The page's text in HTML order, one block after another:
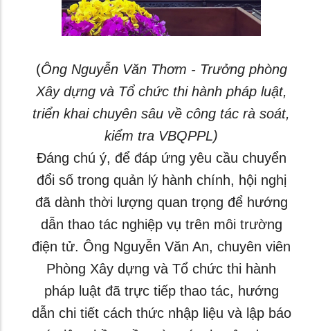
(Ông Nguyễn Văn Thơm - Trưởng phòng
Xây dựng và Tổ chức thi hành pháp luật,
triển khai chuyên sâu về công tác rà soát,
kiểm tra VBQPPL)
Đáng chú ý, để đáp ứng yêu cầu chuyển
đổi số trong quản lý hành chính, hội nghị
đã dành thời lượng quan trọng để hướng
dẫn thao tác nghiệp vụ trên môi trường
điện tử. Ông Nguyễn Văn An, chuyên viên
Phòng Xây dựng và Tổ chức thi hành
pháp luật đã trực tiếp thao tác, hướng
dẫn chi tiết cách thức nhập liệu và lập báo